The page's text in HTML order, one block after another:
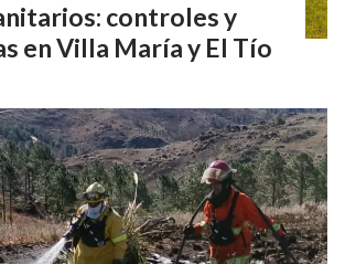
controles y
en Villa María y El Tío